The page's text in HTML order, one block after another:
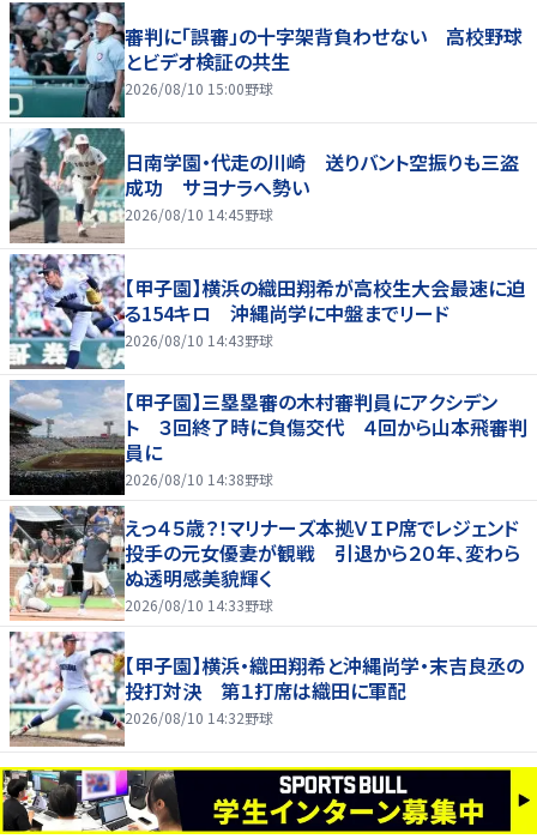
審判に「誤審」の十字架背負わせない 高校野球
とビデオ検証の共生
2026/08/10 15:00野球
日南学園・代走の川崎 送りバント空振りも三盗
成功 サヨナラへ勢い
2026/08/10 14:45野球
【甲子園】横浜の織田翔希が高校生大会最速に迫
る154キロ 沖縄尚学に中盤までリード
2026/08/10 14:43野球
【甲子園】三塁塁審の木村審判員にアクシデン
ト ３回終了時に負傷交代 ４回から山本飛審判
員に
2026/08/10 14:38野球
えっ４５歳？！マリナーズ本拠ＶＩＰ席でレジェンド
投手の元女優妻が観戦 引退から２０年、変わら
ぬ透明感美貌輝く
2026/08/10 14:33野球
【甲子園】横浜・織田翔希と沖縄尚学・末吉良丞の
投打対決 第１打席は織田に軍配
2026/08/10 14:32野球